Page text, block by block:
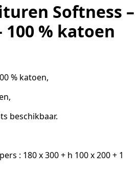
Softness –
100 % katoen
% katoen,
beschikbaar.
: 180 x 300 + h 100 x 200 + 1